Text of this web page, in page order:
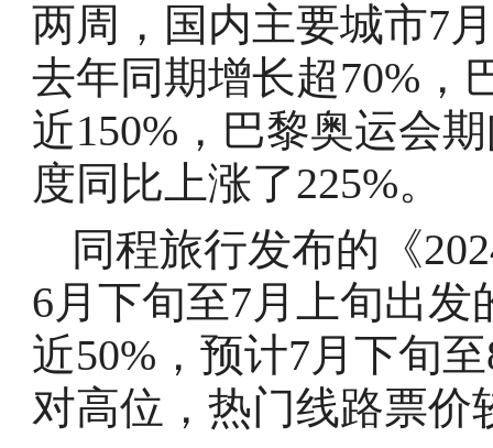
两周，国内主要城市7
去年同期增长超70%，
近150%，巴黎奥运会
度同比上涨了225%。
同程旅行发布的《
6月下旬至7月上旬出
近50%，预计7月下旬
对高位，热门线路票价